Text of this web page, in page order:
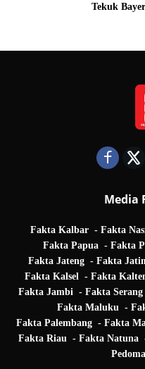
Tekuk
Media
Fakta Kalbar Fakta
Fakta Papua
Fakta
Fakta Jateng
Fakta
Fakta Kalsel
Fakta
Fakta Jambi
Fakta Serang
Fakta Maluku
Fakta Palembang
Fakta
Fakta Riau
Fakta Natuna